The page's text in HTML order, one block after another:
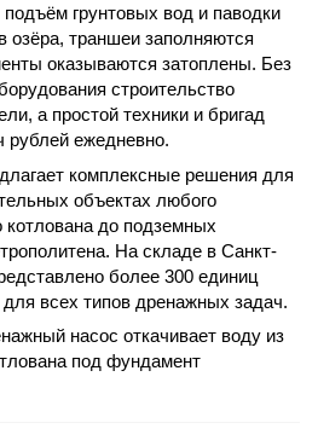
грунтовых вод и паводки
озёра, траншеи заполняются
оказываются затоплены. Без
строительство
а простой техники и бригад
рублей ежедневно.
комплексные решения для
объектах любого
до подземных
На складе в Санкт-
более 300 единиц
всех типов дренажных задач.